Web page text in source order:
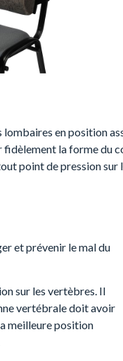
lombaires en position
fidèlement la forme du
point de pression sur
et prévenir le mal du
sur les vertèbres. Il
vertébrale doit avoir
meilleure position